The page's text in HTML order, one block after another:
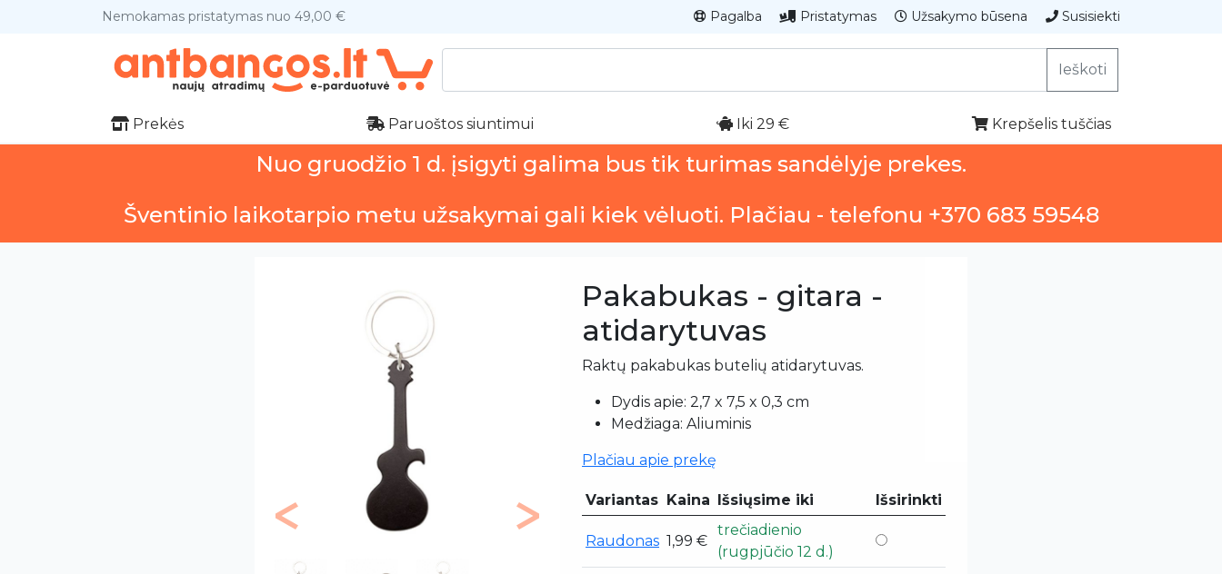
Nemokamas pristatymas nuo 49,00 € Pagalba Pristatymas Užsakymo būsena Susisiekti
Ieškoti
Prekės Paruoštos siuntimui Iki 29 € Krepšelis tuščias
Nuo gruodžio 1 d. įsigyti galima bus tik turimas sandėlyje prekes.
Šventinio laikotarpio metu užsakymai gali kiek vėluoti. Plačiau - telefonu +370 683 59548
Previous Next
Pakabukas - gitara -
atidarytuvas
Raktų pakabukas butelių atidarytuvas.
Dydis apie: 2,7 x 7,5 x 0,3 cm
Medžiaga: Aliuminis
Plačiau apie prekę
Variantas Kaina Išsiųsime iki Išsirinkti
Raudonas 1,99 €
trečiadienio
(rugpjūčio 12 d.)